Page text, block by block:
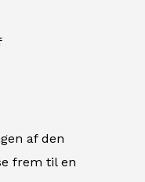
af den
frem til en